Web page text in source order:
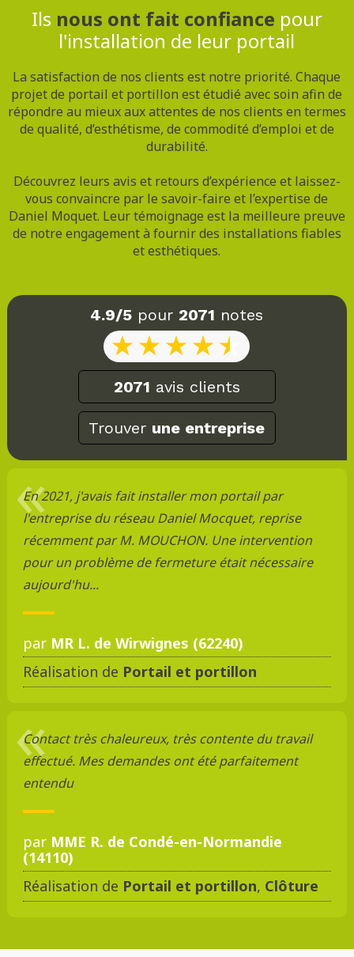
Ils nous ont fait confiance pour
l'installation de leur portail
La satisfaction de nos clients est notre priorité. Chaque
projet de portail et portillon est étudié avec soin afin de
répondre au mieux aux attentes de nos clients en termes
de qualité, d’esthétisme, de commodité d’emploi et de
durabilité.
Découvrez leurs avis et retours d’expérience et laissez-
vous convaincre par le savoir-faire et l’expertise de
Daniel Moquet. Leur témoignage est la meilleure preuve
de notre engagement à fournir des installations fiables
et esthétiques.
4.9/5 pour 2071 notes
2071 avis clients
Trouver une entreprise
En 2021, j'avais fait installer mon portail par
l'entreprise du réseau Daniel Mocquet, reprise
récemment par M. MOUCHON. Une intervention
pour un problème de fermeture était nécessaire
aujourd'hu...
par MR L. de Wirwignes (62240)
Réalisation de Portail et portillon
Contact très chaleureux, très contente du travail
effectué. Mes demandes ont été parfaitement
entendu
par MME R. de Condé-en-Normandie
(14110)
Réalisation de Portail et portillon, Clôture